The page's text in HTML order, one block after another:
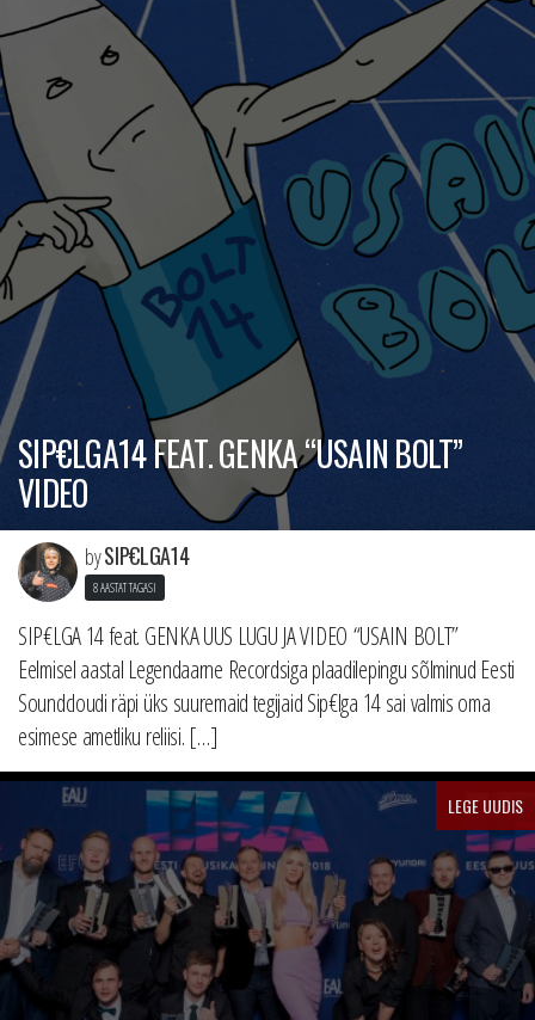
SIP€LGA14 FEAT. GENKA “USAIN BOLT”
VIDEO
bySIP€LGA14
8 AASTAT TAGASI
SIP€LGA 14 feat. GENKA UUS LUGU JA VIDEO “USAIN BOLT”
Eelmisel aastal Legendaarne Recordsiga plaadilepingu sõlminud Eesti
Soundcloudi räpi üks suuremaid tegijaid Sip€lga 14 sai valmis oma
esimese ametliku reliisi. […]
LEGE UUDIS